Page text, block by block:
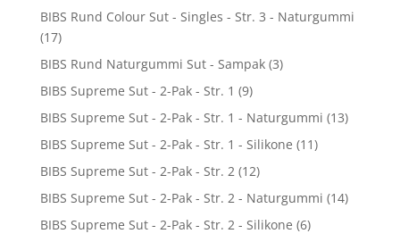
BIBS Rund Colour Sut - Singles - Str. 3 - Naturgummi
(17)
BIBS Rund Naturgummi Sut - Sampak (3)
BIBS Supreme Sut - 2-Pak - Str. 1 (9)
BIBS Supreme Sut - 2-Pak - Str. 1 - Naturgummi (13)
BIBS Supreme Sut - 2-Pak - Str. 1 - Silikone (11)
BIBS Supreme Sut - 2-Pak - Str. 2 (12)
BIBS Supreme Sut - 2-Pak - Str. 2 - Naturgummi (14)
BIBS Supreme Sut - 2-Pak - Str. 2 - Silikone (6)